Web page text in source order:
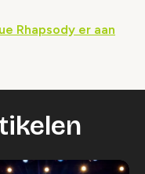
Rhapsody er aan